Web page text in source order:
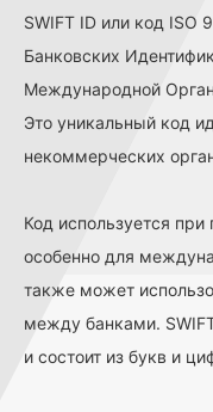
SWIFT ID или код ISO
Банковских
Международной
Это уникальный код
некоммерческих
Код используется
особенно для
также может
между банками.
и состоит из букв и